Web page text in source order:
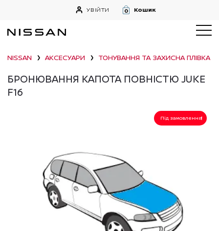
УВІЙТИ 0 Кошик
NISSAN ❯ АКСЕСУАРИ ❯ ТОНУВАННЯ ТА ЗАХИСНА ПЛІВКА
БРОНЮВАННЯ КАПОТА ПОВНІСТЮ JUKE
F16
Під замовлення